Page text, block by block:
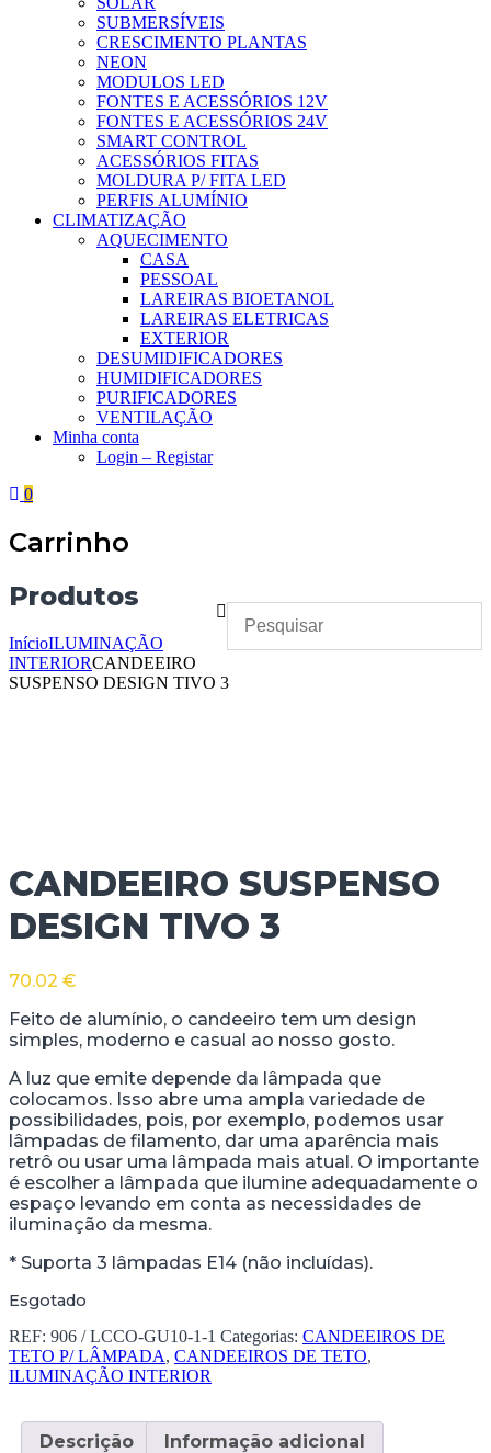
SUBMERSÍVEIS
CRESCIMENTO PLANTAS
NEON
MODULOS LED
FONTES E ACESSÓRIOS 12V
FONTES E ACESSÓRIOS 24V
SMART CONTROL
ACESSÓRIOS FITAS
MOLDURA P/ FITA LED
PERFIS ALUMÍNIO
CLIMATIZAÇÃO
AQUECIMENTO
CASA
PESSOAL
LAREIRAS BIOETANOL
LAREIRAS ELETRICAS
EXTERIOR
DESUMIDIFICADORES
HUMIDIFICADORES
PURIFICADORES
VENTILAÇÃO
Minha conta
Login – Registar
0
Carrinho
Produtos
InícioILUMINAÇÃO
INTERIORCANDEEIRO
SUSPENSO DESIGN TIVO 3
CANDEEIRO SUSPENSO
DESIGN TIVO 3
70.02 €
Feito de alumínio, o candeeiro tem um design
simples, moderno e casual ao nosso gosto.
A luz que emite depende da lâmpada que
colocamos. Isso abre uma ampla variedade de
possibilidades, pois, por exemplo, podemos usar
lâmpadas de filamento, dar uma aparência mais
retrô ou usar uma lâmpada mais atual. O importante
é escolher a lâmpada que ilumine adequadamente o
espaço levando em conta as necessidades de
iluminação da mesma.
* Suporta 3 lâmpadas E14 (não incluídas).
Esgotado
REF: 906 / LCCO-GU10-1-1 Categorias: CANDEEIROS DE
TETO P/ LÂMPADA, CANDEEIROS DE TETO,
ILUMINAÇÃO INTERIOR
Descrição Informação adicional